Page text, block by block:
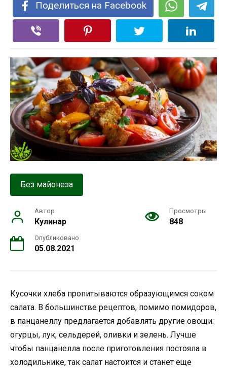
Поделиться на Facebook
Без майонеза
Автор
Кулинар
Просмотры
848
Опубликовано
05.08.2021
Кусочки хлеба пропитываются образующимся соком
салата. В большинстве рецептов, помимо помидоров,
в панцанеллу предлагается добавлять другие овощи:
огурцы, лук, сельдерей, оливки и зелень. Лучше
чтобы панцанелла после приготовления постояла в
холодильнике, так салат настоится и станет еще